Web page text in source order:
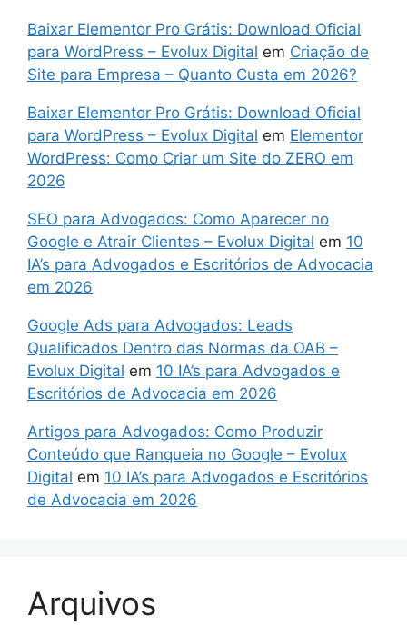
Baixar Elementor Pro Grátis: Download Oficial
para WordPress – Evolux Digital em Criação de
Site para Empresa – Quanto Custa em 2026?
Baixar Elementor Pro Grátis: Download Oficial
para WordPress – Evolux Digital em Elementor
WordPress: Como Criar um Site do ZERO em
2026
SEO para Advogados: Como Aparecer no
Google e Atrair Clientes – Evolux Digital em 10
IA’s para Advogados e Escritórios de Advocacia
em 2026
Google Ads para Advogados: Leads
Qualificados Dentro das Normas da OAB –
Evolux Digital em 10 IA’s para Advogados e
Escritórios de Advocacia em 2026
Artigos para Advogados: Como Produzir
Conteúdo que Ranqueia no Google – Evolux
Digital em 10 IA’s para Advogados e Escritórios
de Advocacia em 2026
Arquivos